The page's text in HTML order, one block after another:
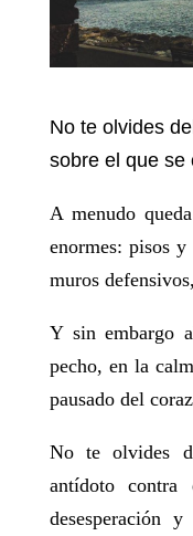
No te olvides
sobre el que se
A menudo
enormes: pisos
muros
Y sin embargo
pecho, en la
pausado del
No te olvides
antídoto
desesperación